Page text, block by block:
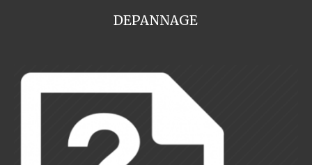
DEPANNAGE